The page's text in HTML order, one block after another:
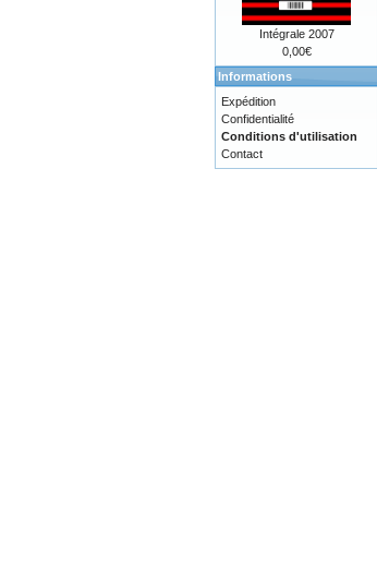
Intégrale 2007
0,00€
Informations
Expédition
Confidentialité
Conditions d'utilisation
Contact